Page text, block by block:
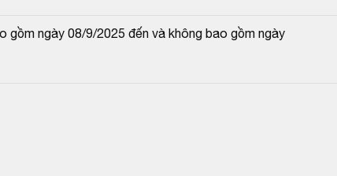
gồm ngày 08/9/2025 đến và không bao gồm ngày